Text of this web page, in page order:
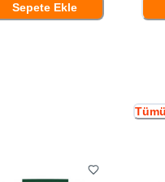
Sepete Ekle